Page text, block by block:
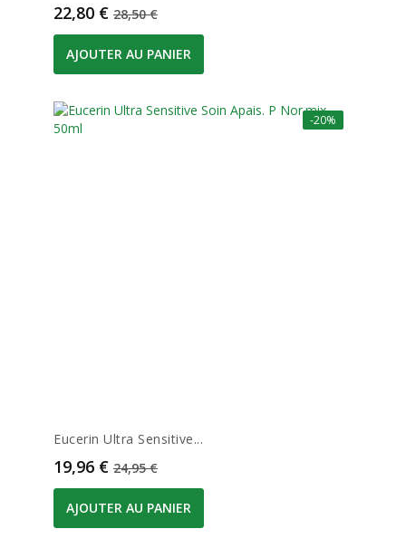
Prix
22,80 € Prix de base
28,50 €
AJOUTER AU PANIER
-20%
Eucerin Ultra Sensitive...
Prix
19,96 € Prix de base
24,95 €
AJOUTER AU PANIER